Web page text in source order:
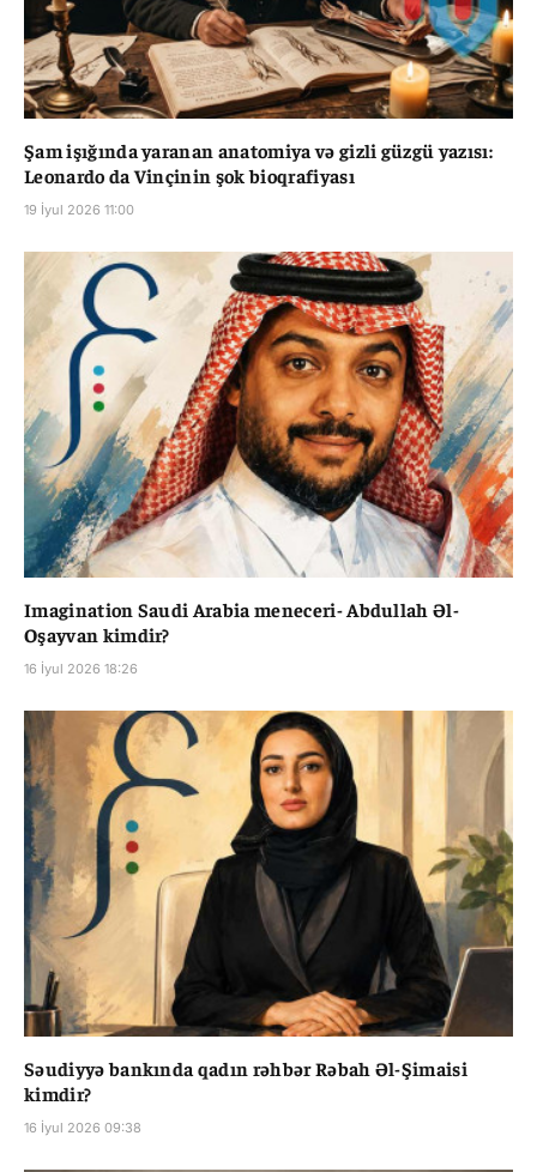
Şam işığında yaranan anatomiya və gizli güzgü yazısı:
Leonardo da Vinçinin şok bioqrafiyası
19 İyul 2026 11:00
Imagination Saudi Arabia meneceri- Abdullah Əl-
Oşayvan kimdir?
16 İyul 2026 18:26
Səudiyyə bankında qadın rəhbər Rəbah Əl-Şimaisi
kimdir?
16 İyul 2026 09:38